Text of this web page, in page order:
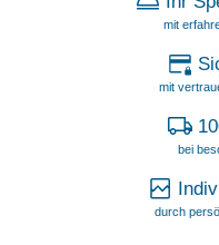
mit
mit
bei
durch